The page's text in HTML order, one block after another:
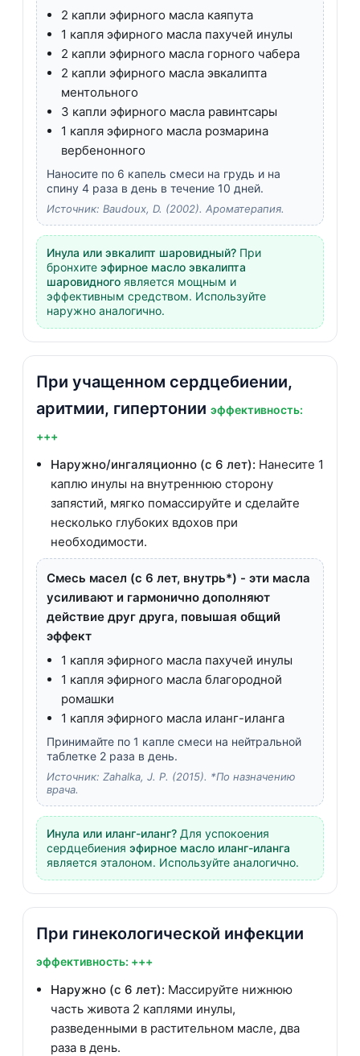
2 капли эфирного масла каяпута
1 капля эфирного масла пахучей инулы
2 капли эфирного масла горного чабера
2 капли эфирного масла эвкалипта
ментольного
3 капли эфирного масла равинтсары
1 капля эфирного масла розмарина
вербенонного
Наносите по 6 капель смеси на грудь и на
спину 4 раза в день в течение 10 дней.
Источник: Baudoux, D. (2002). Ароматерапия.
Инула или эвкалипт шаровидный? При
бронхите эфирное масло эвкалипта
шаровидного является мощным и
эффективным средством. Используйте
наружно аналогично.
При учащенном сердцебиении,
аритмии, гипертонии эффективность:
+++
Наружно/ингаляционно (с 6 лет): Нанесите 1
каплю инулы на внутреннюю сторону
запястий, мягко помассируйте и сделайте
несколько глубоких вдохов при
необходимости.
Смесь масел (с 6 лет, внутрь*) - эти масла
усиливают и гармонично дополняют
действие друг друга, повышая общий
эффект
1 капля эфирного масла пахучей инулы
1 капля эфирного масла благородной
ромашки
1 капля эфирного масла иланг-иланга
Принимайте по 1 капле смеси на нейтральной
таблетке 2 раза в день.
Источник: Zahalka, J. P. (2015). *По назначению
врача.
Инула или иланг-иланг? Для успокоения
сердцебиения эфирное масло иланг-иланга
является эталоном. Используйте аналогично.
При гинекологической инфекции
эффективность: +++
Наружно (с 6 лет): Массируйте нижнюю
часть живота 2 каплями инулы,
разведенными в растительном масле, два
раза в день.